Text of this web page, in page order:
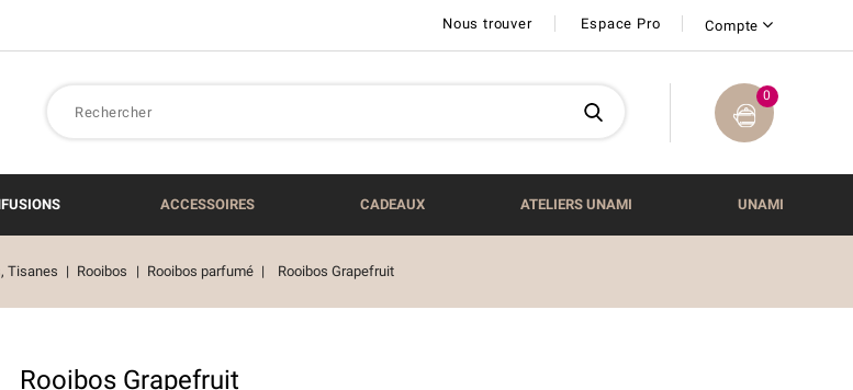
Nous trouver Espace Pro Compte
0
ACCESSOIRES CADEAUX ATELIERS UNAMI UNAMI
Tisanes Rooibos Rooibos parfumé Rooibos Grapefruit
Rooibos Grapefruit